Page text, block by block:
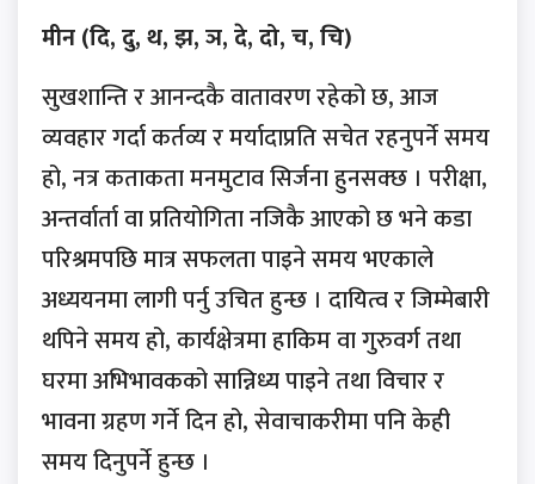
मीन (दि, दु, थ, झ, ञ, दे, दो, च, चि)
सुखशान्ति र आनन्दकै वातावरण रहेको छ, आज
व्यवहार गर्दा कर्तव्य र मर्यादाप्रति सचेत रहनुपर्ने समय
हो, नत्र कताकता मनमुटाव सिर्जना हुनसक्छ । परीक्षा,
अन्तर्वार्ता वा प्रतियोगिता नजिकै आएको छ भने कडा
परिश्रमपछि मात्र सफलता पाइने समय भएकाले
अध्ययनमा लागी पर्नु उचित हुन्छ । दायित्व र जिम्मेबारी
थपिने समय हो, कार्यक्षेत्रमा हाकिम वा गुरुवर्ग तथा
घरमा अभिभावकको सान्निध्य पाइने तथा विचार र
भावना ग्रहण गर्ने दिन हो, सेवाचाकरीमा पनि केही
समय दिनुपर्ने हुन्छ ।